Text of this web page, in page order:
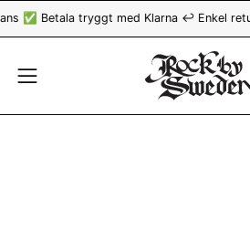
Hoppa
till
✅ Betala tryggt med Klarna ↩️ Enkel retur
Öppna